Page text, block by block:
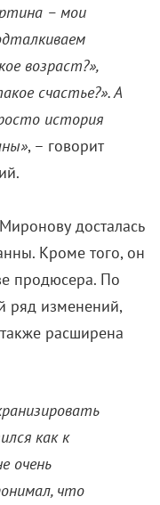
– мои
возраст?»,
счастье?». А
история
, – говорит
досталась
Кроме того, он
продюсера. По
ряд изменений,
расширена
как к
очень
что